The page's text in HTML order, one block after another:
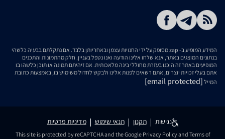
המידע המופיע ב- zap מסופק על ידי החנויות עצמן ובאחריותן בלבד. אם נתקלתם בבעיה כלשהי
בנתונים המוצגים באתר, אנא שלחו אלינו הודעה ואנו נטפל בעניין. חלק מהתמונות והתכנים
המופיעים באתר זה הוכנו בעזרת מחוללי בינה מלאכותית. אם זיהיתם תמונה או תוכן כלשהו בו
אתם בעלי זכויות יוצרים, אתם רשאים לפנות אלינו ולבקש לחדול משימוש בו, באמצעות כתובת
המייל [email protected]
נגישות תקנון תנאי שימוש מדיניות פרטיות
This site is protected by reCAPTCHA and the Google Privacy Policyand Terms of